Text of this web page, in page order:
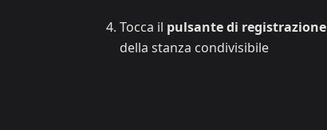
Tocca il pulsante di registrazione
della stanza condivisibile